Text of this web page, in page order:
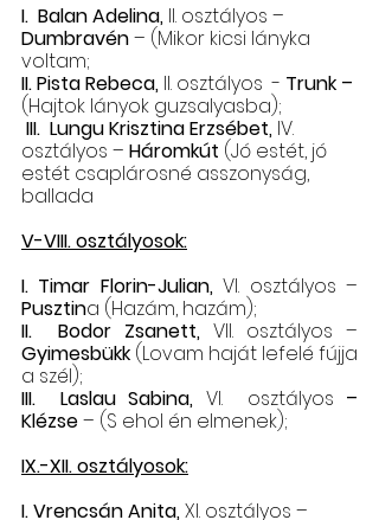
I.  Balan Adelina, II. osztályos –
Dumbravén – (Mikor kicsi lányka
voltam;
II. Pista Rebeca, II. osztályos  - Trunk –
(Hajtok lányok guzsalyasba);
III.  Lungu Krisztina Erzsébet, IV.
osztályos – Háromkút (Jó estét, jó
estét csaplárosné asszonyság,
ballada
V-VIII. osztályosok:
I. Timar Florin-Julian,
Pusztina (Hazám, hazám);
II.  Bodor Zsanett,
Gyimesbükk (Lovam haját lefelé fújja
a szél);
III.  Laslau Sabina, VI.  osztályos –
Klézse – (S ehol én elmenek);
IX.-XII. osztályosok:
I. Vrencsán Anita, XI. osztályos –